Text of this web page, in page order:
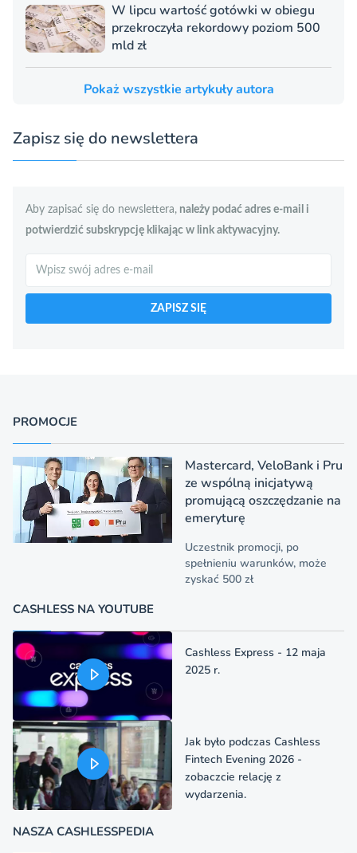
W lipcu wartość gotówki w obiegu
przekroczyła rekordowy poziom 500
mld zł
Pokaż wszystkie artykuły autora
Zapisz się do newslettera
Aby zapisać się do newslettera, należy podać adres e-mail i
potwierdzić subskrypcję klikając w link aktywacyjny.
ZAPISZ SIĘ
PROMOCJE
Mastercard, VeloBank i Pru
ze wspólną inicjatywą
promującą oszczędzanie na
emeryturę
Uczestnik promocji, po
spełnieniu warunków, może
zyskać 500 zł
CASHLESS NA YOUTUBE
Cashless Express - 12 maja
2025 r.
Jak było podczas Cashless
Fintech Evening 2026 -
zobaczcie relację z
wydarzenia.
NASZA CASHLESSPEDIA